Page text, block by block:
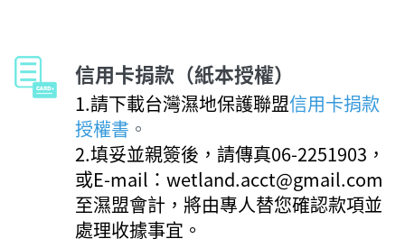
信用卡捐款（紙本授權）
1.請下載台灣濕地保護聯盟信用卡捐款
授權書 。
2.填妥並親簽後， 請傳真06-2251903，
或E-mail：wetland.acct@gmail.com
至濕盟會計，將由專人替您確認款項並
處理收據事宜。